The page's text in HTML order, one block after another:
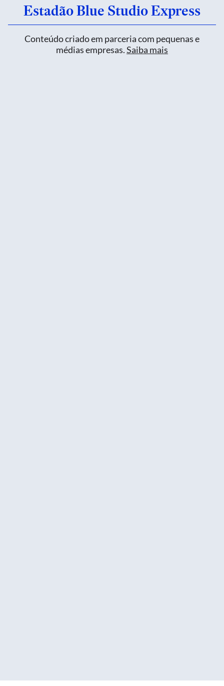
Estadão Blue Studio Express
Conteúdo criado em parceria com pequenas e
médias empresas.Saiba mais